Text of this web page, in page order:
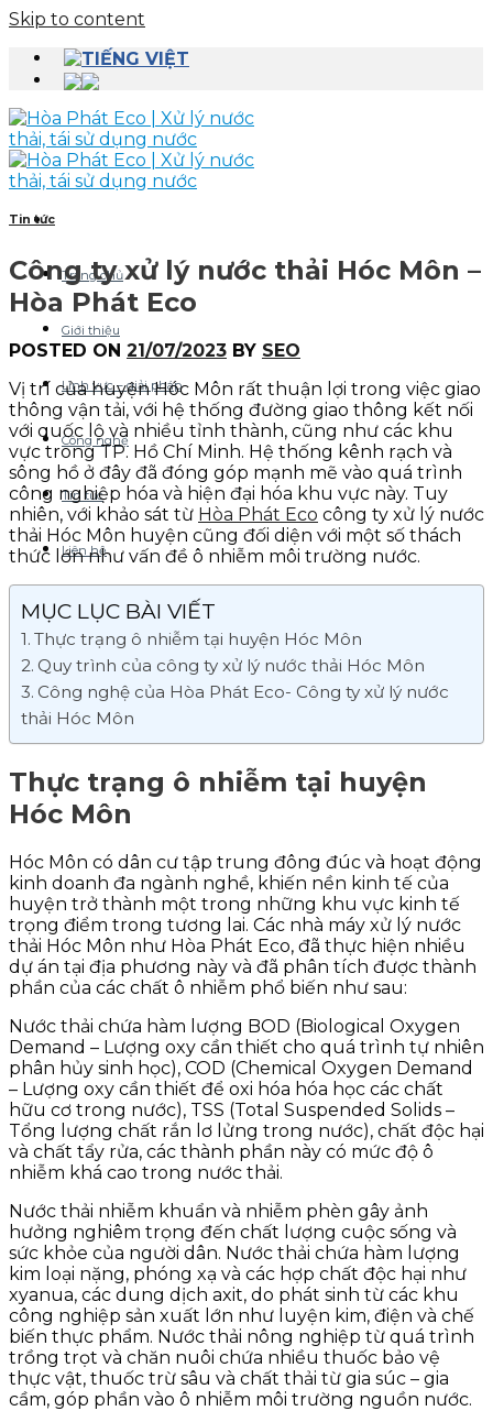
Skip to content
Trang chủ
Giới thiệu
Lĩnh vực – giải pháp
Công nghệ
Tin tức
Liên hệ
Tin tức
Công ty xử lý nước thải Hóc Môn –
Hòa Phát Eco
POSTED ON 21/07/2023 BY SEO
Vị trí của huyện Hóc Môn rất thuận lợi trong việc giao
thông vận tải, với hệ thống đường giao thông kết nối
với quốc lộ và nhiều tỉnh thành, cũng như các khu
vực trong TP. Hồ Chí Minh. Hệ thống kênh rạch và
sông hồ ở đây đã đóng góp mạnh mẽ vào quá trình
công nghiệp hóa và hiện đại hóa khu vực này. Tuy
nhiên, với khảo sát từ Hòa Phát Eco công ty xử lý nước
thải Hóc Môn huyện cũng đối diện với một số thách
thức lớn như vấn đề ô nhiễm môi trường nước.
MỤC LỤC BÀI VIẾT
Thực trạng ô nhiễm tại huyện Hóc Môn
Quy trình của công ty xử lý nước thải Hóc Môn
Công nghệ của Hòa Phát Eco- Công ty xử lý nước
thải Hóc Môn
Thực trạng ô nhiễm tại huyện
Hóc Môn
Hóc Môn có dân cư tập trung đông đúc và hoạt động
kinh doanh đa ngành nghề, khiến nền kinh tế của
huyện trở thành một trong những khu vực kinh tế
trọng điểm trong tương lai. Các nhà máy xử lý nước
thải Hóc Môn như Hòa Phát Eco, đã thực hiện nhiều
dự án tại địa phương này và đã phân tích được thành
phần của các chất ô nhiễm phổ biến như sau:
Nước thải chứa hàm lượng BOD (Biological Oxygen
Demand – Lượng oxy cần thiết cho quá trình tự nhiên
phân hủy sinh học), COD (Chemical Oxygen Demand
– Lượng oxy cần thiết để oxi hóa hóa học các chất
hữu cơ trong nước), TSS (Total Suspended Solids –
Tổng lượng chất rắn lơ lửng trong nước), chất độc hại
và chất tẩy rửa, các thành phần này có mức độ ô
nhiễm khá cao trong nước thải.
Nước thải nhiễm khuẩn và nhiễm phèn gây ảnh
hưởng nghiêm trọng đến chất lượng cuộc sống và
sức khỏe của người dân. Nước thải chứa hàm lượng
kim loại nặng, phóng xạ và các hợp chất độc hại như
xyanua, các dung dịch axit, do phát sinh từ các khu
công nghiệp sản xuất lớn như luyện kim, điện và chế
biến thực phẩm. Nước thải nông nghiệp từ quá trình
trồng trọt và chăn nuôi chứa nhiều thuốc bảo vệ
thực vật, thuốc trừ sâu và chất thải từ gia súc – gia
cầm, góp phần vào ô nhiễm môi trường nguồn nước.